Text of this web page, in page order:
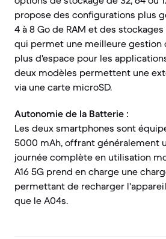
propose des configurations plus
4 à 8 Go de RAM et des stockages
qui permet une meilleure gestion
plus d'espace pour les
deux modèles permettent une
via une carte microSD.
Autonomie de la Batterie :
Les deux smartphones sont
5000 mAh, offrant généralement
journée complète en utilisation
A16 5G prend en charge une
permettant de recharger
que le A04s.